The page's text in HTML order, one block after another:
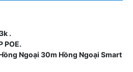
.
POE.
Ngoại 30m Hồng Ngoại Smart